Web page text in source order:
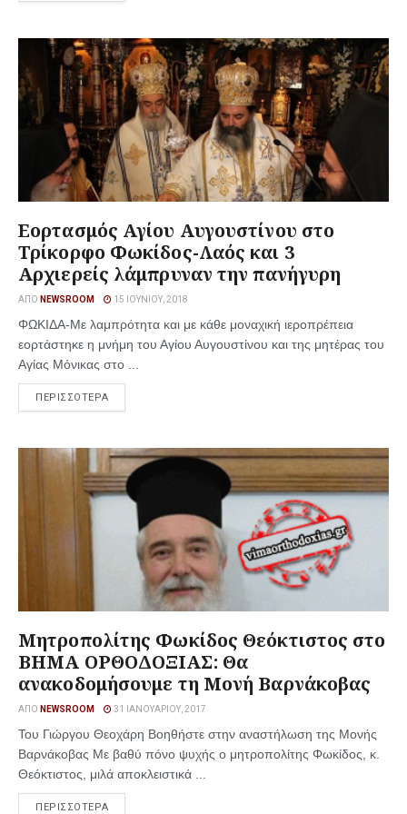
Εορτασμός Αγίου Αυγουστίνου στο
Τρίκορφο Φωκίδος-Λαός και 3
Αρχιερείς λάμπρυναν την πανήγυρη
ΑΠΌ NEWSROOM 15 ΙΟΥΝΊΟΥ, 2018
ΦΩΚΙΔΑ-Με λαμπρότητα και με κάθε μοναχική ιεροπρέπεια
εορτάστηκε η μνήμη του Αγίου Αυγουστίνου και της μητέρας του
Αγίας Μόνικας στο ...
ΠΕΡΙΣΣΟΤΕΡΑ
Μητροπολίτης Φωκίδος Θεόκτιστος στο
ΒΗΜΑ ΟΡΘΟΔΟΞΙΑΣ: Θα
ανακοδομήσουμε τη Μονή Βαρνάκοβας
ΑΠΌ NEWSROOM 31 ΙΑΝΟΥΑΡΊΟΥ, 2017
Του Γιώργου Θεοχάρη Βοηθήστε στην αναστήλωση της Μονής
Βαρνάκοβας Με βαθύ πόνο ψυχής ο μητροπολίτης Φωκίδος, κ.
Θεόκτιστος, μιλά αποκλειστικά ...
ΠΕΡΙΣΣΟΤΕΡΑ